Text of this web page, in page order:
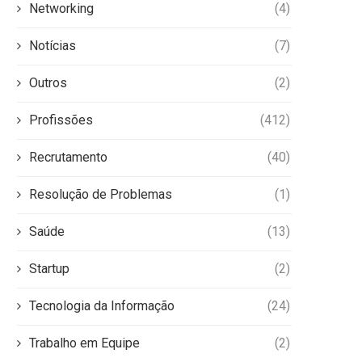
Networking (4)
Notícias (7)
Outros (2)
Profissões (412)
Recrutamento (40)
Resolução de Problemas (1)
Saúde (13)
Startup (2)
Tecnologia da Informação (24)
Trabalho em Equipe (2)